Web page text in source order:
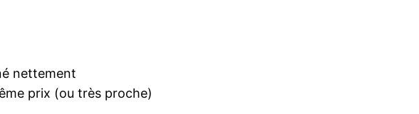
nettement
prix (ou très proche)